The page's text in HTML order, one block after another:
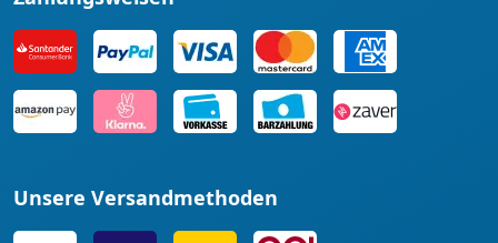
Unsere Versandmethoden